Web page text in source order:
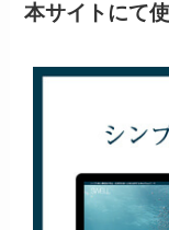
本サイトにて